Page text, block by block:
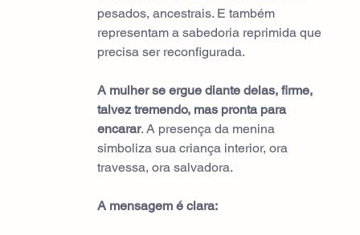
pesados, ancestrais. E também
representam a sabedoria reprimida que
precisa ser reconfigurada.
A mulher se ergue diante delas, firme,
talvez tremendo, mas pronta para
encarar. A presença da menina
simboliza sua criança interior, ora
travessa, ora salvadora.
A mensagem é clara: